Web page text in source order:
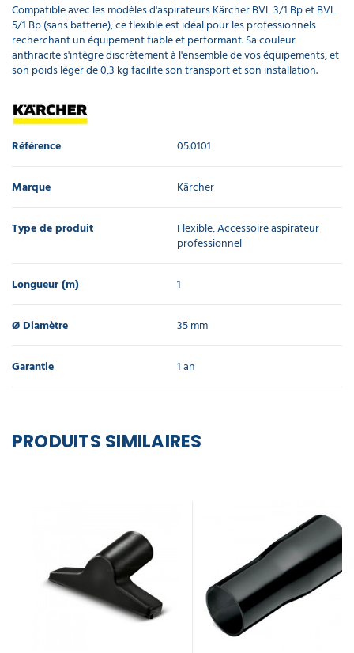
Compatible avec les modèles d'aspirateurs Kärcher BVL 3/1 Bp et BVL
5/1 Bp (sans batterie), ce flexible est idéal pour les professionnels
recherchant un équipement fiable et performant. Sa couleur
anthracite s'intègre discrètement à l'ensemble de vos équipements, et
son poids léger de 0,3 kg facilite son transport et son installation.
Référence 05.0101
Marque Kärcher
Type de produit
Flexible, Accessoire aspirateur
professionnel
Longueur (m) 1
Ø Diamètre 35 mm
Garantie 1 an
PRODUITS SIMILAIRES